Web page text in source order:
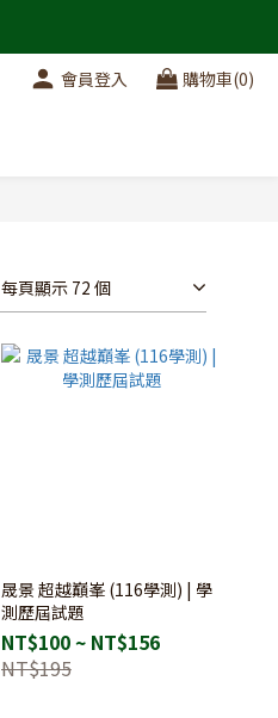
會員登入 購物車(0)
每頁顯示 72 個
晟景 超越巔峯 (116學測) | 學
測歷屆試題
NT$100 ~ NT$156
NT$195